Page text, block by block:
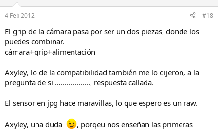
4 Feb 2012 #18
El grip de la cámara pasa por ser un dos piezas, donde los
puedes combinar.
cámara+grip+alimentación
Axyley, lo de la compatibilidad también me lo dijeron, a la
pregunta de si …..............., respuesta callada.
El sensor en jpg hace maravillas, lo que espero es un raw.
Axyley, una duda
, porqeu nos enseñan las primeras